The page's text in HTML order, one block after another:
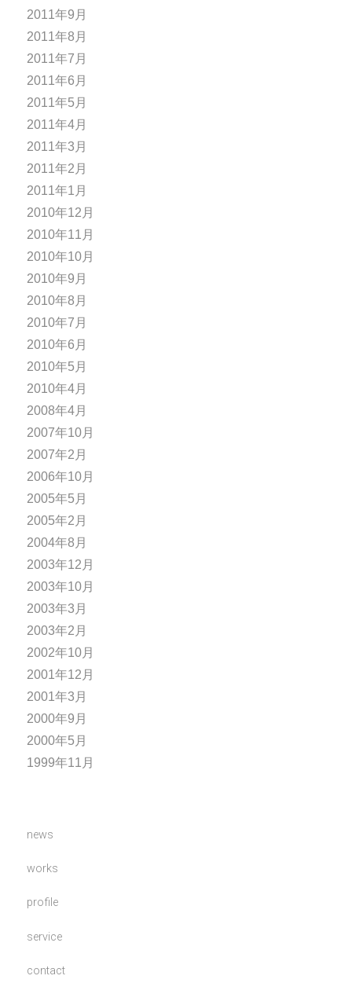
2011年9月
2011年8月
2011年7月
2011年6月
2011年5月
2011年4月
2011年3月
2011年2月
2011年1月
2010年12月
2010年11月
2010年10月
2010年9月
2010年8月
2010年7月
2010年6月
2010年5月
2010年4月
2008年4月
2007年10月
2007年2月
2006年10月
2005年5月
2005年2月
2004年8月
2003年12月
2003年10月
2003年3月
2003年2月
2002年10月
2001年12月
2001年3月
2000年9月
2000年5月
1999年11月
news
works
profile
service
contact